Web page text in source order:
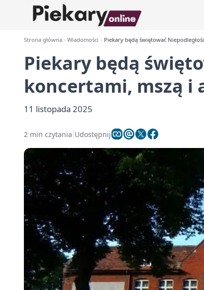
Strona główna Wiadomości Piekary będą świętować
Piekary będą
koncertami, mszą i
11 listopada 2025
2 min czytania Udostępnij